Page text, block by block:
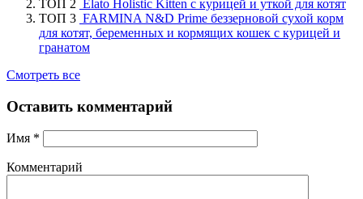
ТОП 2 Elato Holistic Kitten с курицей и уткой для котят
ТОП 3 FARMINA N&D Prime беззерновой сухой корм
для котят, беременных и кормящих кошек с курицей и
гранатом
Смотреть все
Оставить комментарий
Имя *
Комментарий